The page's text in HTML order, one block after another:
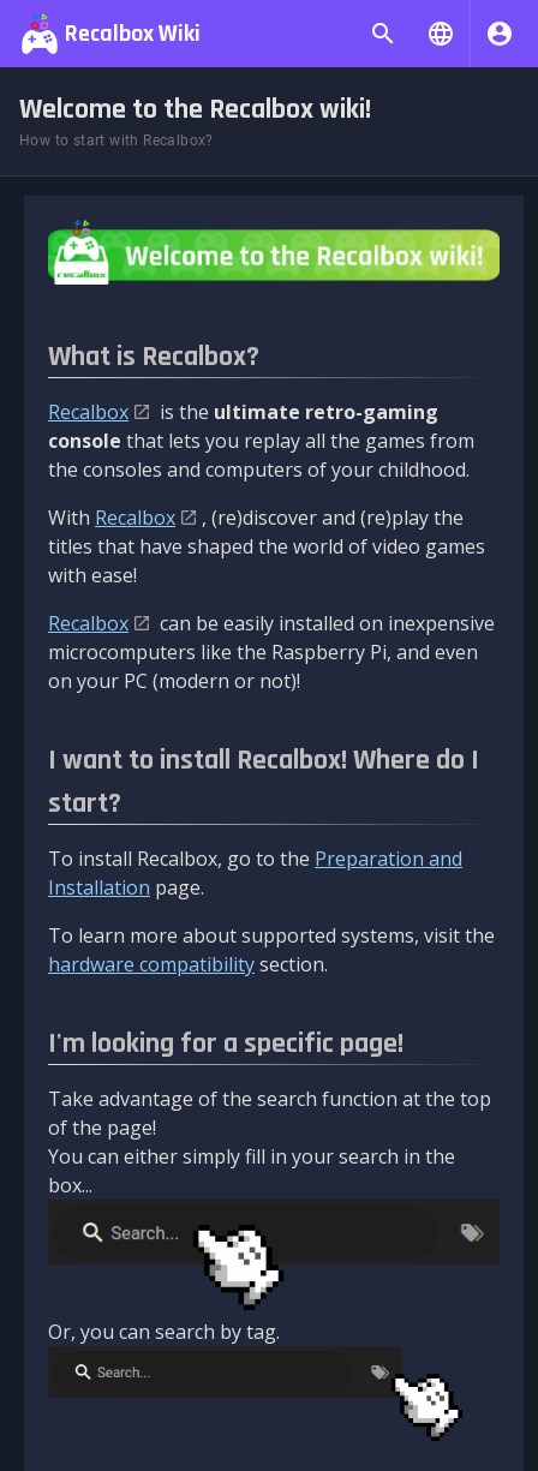
Recalbox Wiki
Welcome to the Recalbox wiki!
How to start with Recalbox?
What is Recalbox?
Recalbox is the ultimate retro-gaming
console that lets you replay all the games from
the consoles and computers of your childhood.
With Recalbox
, (re)discover and (re)play the
titles that have shaped the world of video games
with ease!
Recalbox
can be easily installed on inexpensive
microcomputers like the Raspberry Pi, and even
on your PC (modern or not)!
I want to install Recalbox! Where do I
start?
To install Recalbox, go to the Preparation and
Installation page.
To learn more about supported systems, visit the
hardware compatibilitysection.
I'm looking for a specific page!
Take advantage of the search function at the top
of the page!
You can either simply fill in your search in the
box...
Or, you can search by tag.